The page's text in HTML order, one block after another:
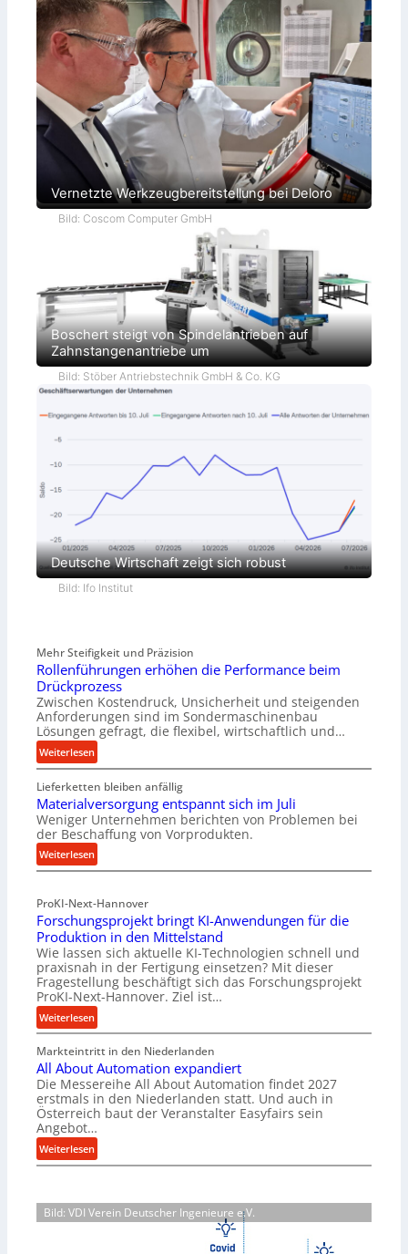
Vernetzte Werkzeugbereitstellung bei Deloro
Bild: Coscom Computer GmbH
Boschert steigt von Spindelantrieben auf
Zahnstangenantriebe um
Bild: Stöber Antriebstechnik GmbH & Co. KG
Deutsche Wirtschaft zeigt sich robust
Bild: Ifo Institut
Mehr Steifigkeit und Präzision
Rollenführungen erhöhen die Performance beim
Drückprozess
Zwischen Kostendruck, Unsicherheit und steigenden
Anforderungen sind im Sondermaschinenbau
Lösungen gefragt, die flexibel, wirtschaftlich und…
Weiterlesen:
R
o
l
l
e
n
f
h
r
u
n
g
e
n
e
r
h
ö
h
e
n
d
i
P
e
Lieferketten bleiben anfällig
Materialversorgung entspannt sich im Juli
Weniger Unternehmen berichten von Problemen bei
der Beschaffung von Vorprodukten.
Weiterlesen:
M
t
e
r
i
a
l
v
e
r
o
r
g
u
n
g
n
t
ProKI-Next-Hannover
Forschungsprojekt bringt KI-Anwendungen für die
Produktion in den Mittelstand
Wie lassen sich aktuelle KI-Technologien schnell und
praxisnah in der Fertigung einsetzen? Mit dieser
Fragestellung beschäftigt sich das Forschungsprojekt
ProKI-Next-Hannover. Ziel ist…
Weiterlesen:
F
o
r
s
c
h
u
n
p
r
Markteintritt in den Niederlanden
All About Automation expandiert
Die Messereihe All About Automation findet 2027
erstmals in den Niederlanden statt. Und auch in
Österreich baut der Veranstalter Easyfairs sein
Angebot…
Weiterlesen:
A
A
Bild: VDI Verein Deutscher Ingenieure e.V.